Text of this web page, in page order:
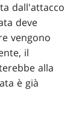
dall'attacco
deve
vengono
il
alla
è già